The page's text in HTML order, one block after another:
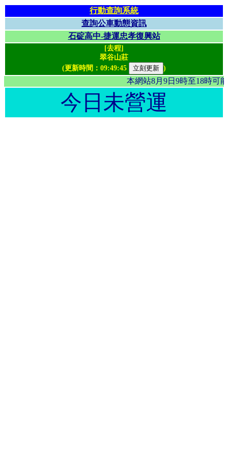
行動查詢系統
查詢公車動態資訊
石碇高中-捷運忠孝復興站
[去程]
翠谷山莊
(更新時間： 09:49:45 )
本網站8月9日9時至18
今日未營運